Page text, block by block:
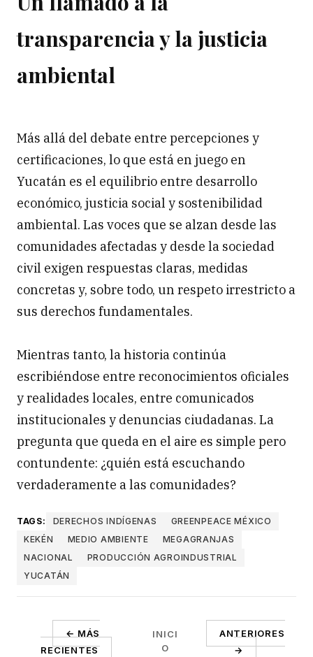
transparencia y la justicia
ambiental
Más allá del debate entre percepciones y
certificaciones, lo que está en juego en
Yucatán es el equilibrio entre desarrollo
económico, justicia social y sostenibilidad
ambiental. Las voces que se alzan desde las
comunidades afectadas y desde la sociedad
civil exigen respuestas claras, medidas
concretas y, sobre todo, un respeto irrestricto a
sus derechos fundamentales.
Mientras tanto, la historia continúa
escribiéndose entre reconocimientos oficiales
y realidades locales, entre comunicados
institucionales y denuncias ciudadanas. La
pregunta que queda en el aire es simple pero
contundente: ¿quién está escuchando
verdaderamente a las comunidades?
TAGS: DERECHOS INDÍGENAS
GREENPEACE MÉXICO
KEKÉN
MEDIO AMBIENTE
MEGAGRANJAS
NACIONAL
PRODUCCIÓN AGROINDUSTRIAL
YUCATÁN
← MÁS
RECIENTES
INICI
O
ANTERIORES
→